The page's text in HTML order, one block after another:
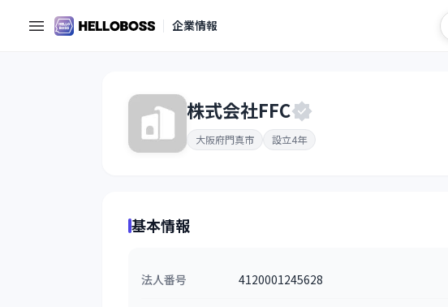
企業情報
株式会社FFC
大阪府門真市 設立4年
基本情報
法人番号 4120001245628